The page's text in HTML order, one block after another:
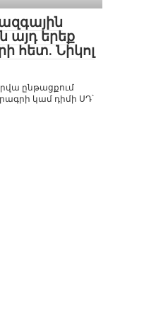
այդ երեք
հետ. Նիկոլ
ընթացքում
կամ դիմի ՍԴ՝